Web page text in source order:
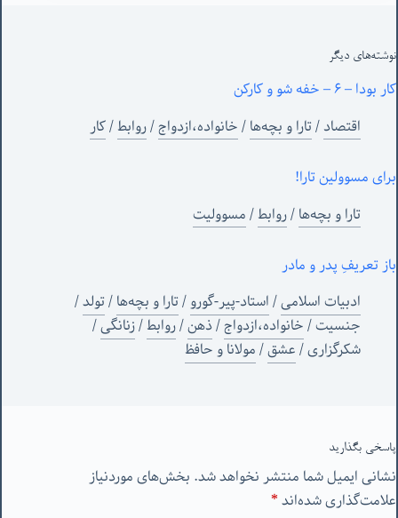
نوشته‌های‌ دیگر
کار بودا – ۶ – خفه شو و کارکن
اقتصاد/تارا و بچه‌ها/خانواده،ازدواج/روابط/کار
برای مسوولین تارا!
تارا و بچه‌ها/روابط/مسوولیت
باز تعریفِ پدر و مادر
ادبیات اسلامی/استاد-پیر-گورو/تارا و بچه‌ها/تولد/
جنسیت/خانواده،ازدواج/ذهن/روابط/زنانگی/
شکرگزاری/عشق/مولانا و حافظ
پاسخی بگذارید
نشانی ایمیل شما منتشر نخواهد شد. بخش‌های موردنیاز
علامت‌گذاری شده‌اند*